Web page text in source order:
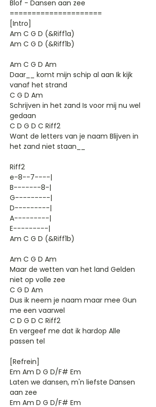
Blof - Dansen aan zee
=====================
[Intro]
Am C G D (&Riff1a)
Am C G D (&Riff1b)
Am C G D Am
Daar__ komt mijn schip al aan Ik kijk
vanaf het strand
C G D Am
Schrijven in het zand Is voor mij nu wel
gedaan
C D G D C Riff2
Want de letters van je naam Blijven in
het zand niet staan__
Riff2
e-8--7----|
B-------8-|
G---------|
D---------|
A---------|
E---------|
Am C G D (&Riff1b)
Am C G D Am
Maar de wetten van het land Gelden
niet op volle zee
C G D Am
Dus ik neem je naam maar mee Gun
me een vaarwel
C D G D C Riff2
En vergeef me dat ik hardop Alle
passen tel
[Refrein]
Em Am D G D/F# Em
Laten we dansen, m'n liefste Dansen
aan zee
Em Am D G D/F# Em